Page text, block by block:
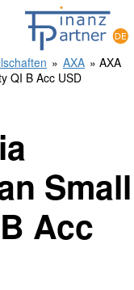
» AXA » AXA
QI B Acc USD
Small
Acc